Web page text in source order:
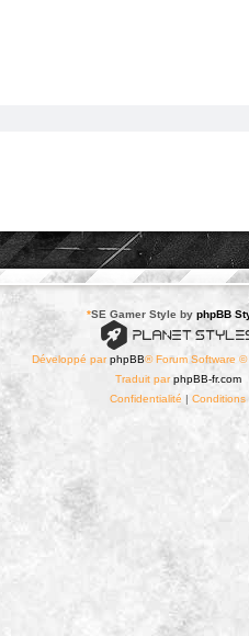
*SE Gamer Style by phpBB
Développé parphpBB® Forum Software ©
Traduit parphpBB-fr.com
Confidentialité | Conditions